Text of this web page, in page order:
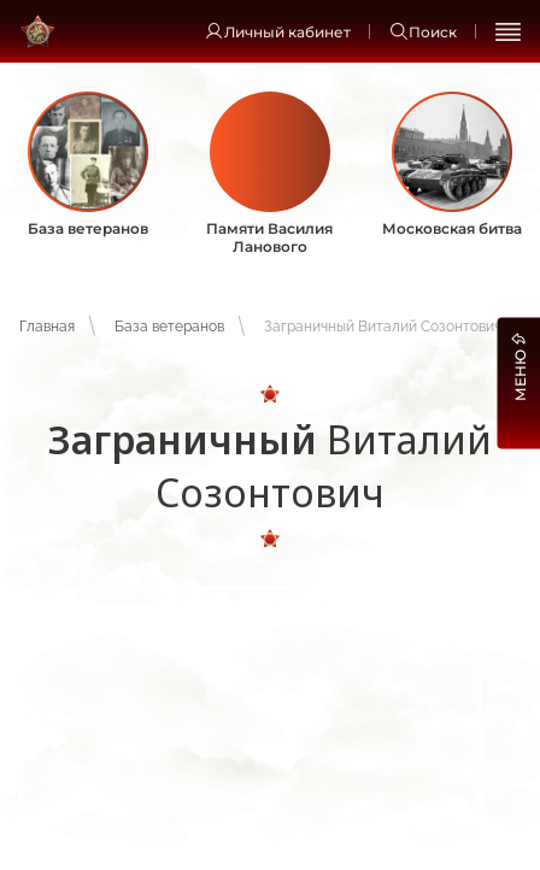
Личный кабинет Поиск
База ветеранов
Памяти Василия
Ланового
Московская битва
Главная База ветеранов Заграничный Виталий Созонтович
Заграничный Виталий
Созонтович
МЕНЮ